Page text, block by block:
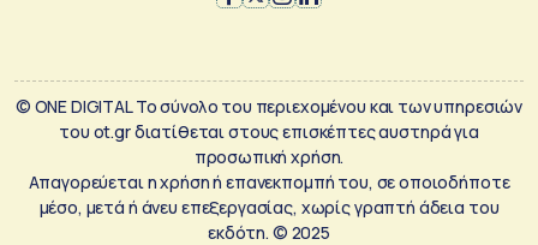
© ONE DIGITAL Το σύνολο του περιεχομένου και των υπηρεσιών
του ot.gr διατίθεται στους επισκέπτες αυστηρά για
προσωπική χρήση.
Απαγορεύεται η χρήση ή επανεκπομπή του, σε οποιοδήποτε
μέσο, μετά ή άνευ επεξεργασίας, χωρίς γραπτή άδεια του
εκδότη. © 2025